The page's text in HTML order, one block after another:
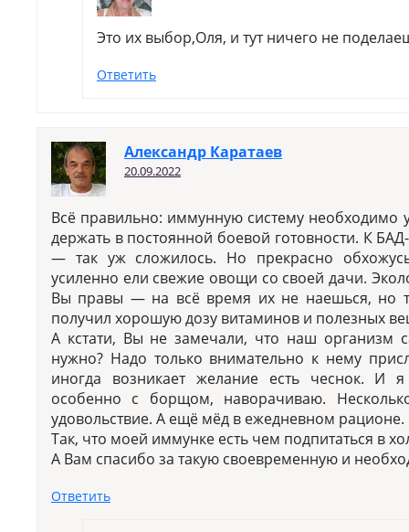
Это их выбор,Оля, и тут ничего не
Ответить
Александр Каратаев
20.09.2022
Всё правильно: иммунную систему необходимо
держать в постоянной боевой готовности. К
— так уж сложилось. Но прекрасно
усиленно ели свежие овощи со своей дачи.
Вы правы — на всё время их не наешься, но
получил хорошую дозу витаминов и полезных
А кстати, Вы не замечали, что наш организм
нужно? Надо только внимательно к нему
иногда возникает желание есть чеснок. И
особенно с борщом, наворачиваю.
удовольствие. А ещё мёд в ежедневном рационе.
Так, что моей иммунке есть чем подпитаться в
А Вам спасибо за такую своевременную и
Ответить